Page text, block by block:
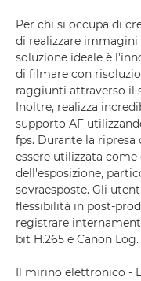
Per chi si occupa di
di realizzare immagini
soluzione ideale è
di filmare con
raggiunti attraverso il
Inoltre, realizza
supporto AF
fps. Durante la
essere utilizzata
dell'esposizione,
sovraesposte. Gli
flessibilità in post-
registrare
bit H.265 e Canon Log.
Il mirino elettronico -